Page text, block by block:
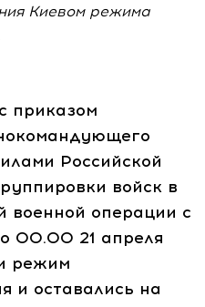
Киевом режима
приказом
Российской
войск в
военной операции с
00.00 21 апреля
режим
и оставались на